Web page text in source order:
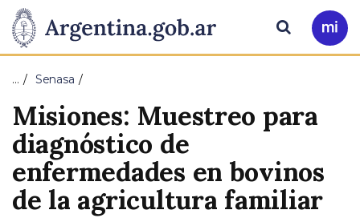
Presidencia
de
la
Nación
Pasar al contenido principal
Ir
a
Buscar
… Senasa
Misiones: Muestreo para
diagnóstico de
enfermedades en bovinos
de la agricultura familiar